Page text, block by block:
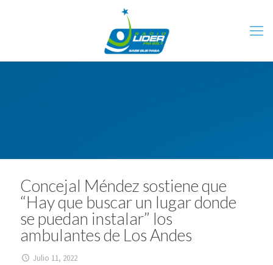
Concejal Méndez sostiene que
“Hay que buscar un lugar donde
se puedan instalar” los
ambulantes de Los Andes
Julio 11, 2022